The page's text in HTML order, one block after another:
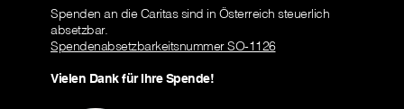
Spenden an die Caritas sind in Österreich steuerlich
absetzbar.
Spendenabsetzbarkeitsnummer SO-1126
Vielen Dank für Ihre Spende!